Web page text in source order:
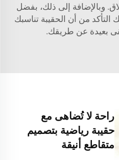
وبالإضافة إلى ذلك، بفضل
التأكد من أن الحقيبة تناسبك
بعيدة عن طريقك.
راحة لا تُضاهى مع
حقيبة رياضية بتصميم
متقاطع أنيقة